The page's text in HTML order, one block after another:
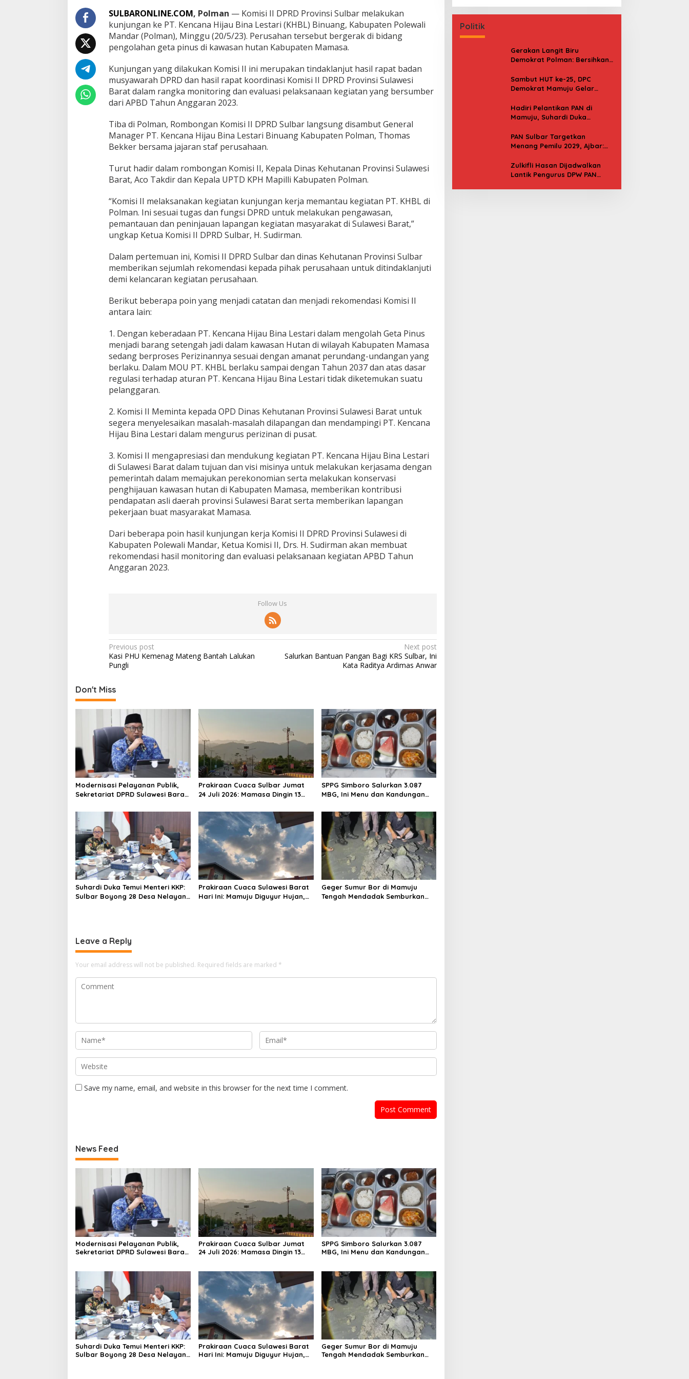
D
S
u
l
b
r
L
a
y
a
g
k
a
n
R
e
m
e
n
d
i
SULBARONLINE.COM, Polman — Komisi II DPRD Provinsi Sulbar melakukan
kunjungan ke PT. Kencana Hijau Bina Lestari (KHBL) Binuang, Kabupaten Polewali
Mandar (Polman), Minggu (20/5/23). Perusahan tersebut bergerak di bidang
pengolahan geta pinus di kawasan hutan Kabupaten Mamasa.
Kunjungan yang dilakukan Komisi II ini merupakan tindaklanjut hasil rapat badan
musyawarah DPRD dan hasil rapat koordinasi Komisi II DPRD Provinsi Sulawesi
Barat dalam rangka monitoring dan evaluasi pelaksanaan kegiatan yang bersumber
dari APBD Tahun Anggaran 2023.
Tiba di Polman, Rombongan Komisi II DPRD Sulbar langsung disambut General
Manager PT. Kencana Hijau Bina Lestari Binuang Kabupaten Polman, Thomas
Bekker bersama jajaran staf perusahaan.
Turut hadir dalam rombongan Komisi II, Kepala Dinas Kehutanan Provinsi Sulawesi
Barat, Aco Takdir dan Kepala UPTD KPH Mapilli Kabupaten Polman.
“Komisi II melaksanakan kegiatan kunjungan kerja memantau kegiatan PT. KHBL di
Polman. Ini sesuai tugas dan fungsi DPRD untuk melakukan pengawasan,
pemantauan dan peninjauan lapangan kegiatan masyarakat di Sulawesi Barat,”
ungkap Ketua Komisi II DPRD Sulbar, H. Sudirman.
Dalam pertemuan ini, Komisi II DPRD Sulbar dan dinas Kehutanan Provinsi Sulbar
memberikan sejumlah rekomendasi kepada pihak perusahaan untuk ditindaklanjuti
demi kelancaran kegiatan perusahaan.
Berikut beberapa poin yang menjadi catatan dan menjadi rekomendasi Komisi II
antara lain:
1. Dengan keberadaan PT. Kencana Hijau Bina Lestari dalam mengolah Geta Pinus
menjadi barang setengah jadi dalam kawasan Hutan di wilayah Kabupaten Mamasa
sedang berproses Perizinannya sesuai dengan amanat perundang-undangan yang
berlaku. Dalam MOU PT. KHBL berlaku sampai dengan Tahun 2037 dan atas dasar
regulasi terhadap aturan PT. Kencana Hijau Bina Lestari tidak diketemukan suatu
pelanggaran.
2. Komisi II Meminta kepada OPD Dinas Kehutanan Provinsi Sulawesi Barat untuk
segera menyelesaikan masalah-masalah dilapangan dan mendampingi PT. Kencana
Hijau Bina Lestari dalam mengurus perizinan di pusat.
3. Komisi II mengapresiasi dan mendukung kegiatan PT. Kencana Hijau Bina Lestari
di Sulawesi Barat dalam tujuan dan visi misinya untuk melakukan kerjasama dengan
pemerintah dalam memajukan perekonomian serta melakukan konservasi
penghijauan kawasan hutan di Kabupaten Mamasa, memberikan kontribusi
pendapatan asli daerah provinsi Sulawesi Barat serta memberikan lapangan
pekerjaan buat masyarakat Mamasa.
Dari beberapa poin hasil kunjungan kerja Komisi II DPRD Provinsi Sulawesi di
Kabupaten Polewali Mandar, Ketua Komisi II, Drs. H. Sudirman akan membuat
rekomendasi hasil monitoring dan evaluasi pelaksanaan kegiatan APBD Tahun
Anggaran 2023.
Follow Us
P
o
t
n
a
v
i
g
a
t
i
o
n
Previous post
Kasi PHU Kemenag Mateng Bantah Lalukan
Pungli
Next post
Salurkan Bantuan Pangan Bagi KRS Sulbar, Ini
Kata Raditya Ardimas Anwar
Don't Miss
Modernisasi Pelayanan Publik,
Sekretariat DPRD Sulawesi Barat
Prakiraan Cuaca Sulbar Jumat
24 Juli 2026: Mamasa Dingin 13
SPPG Simboro Salurkan 3.087
MBG, Ini Menu dan Kandungan
Suhardi Duka Temui Menteri KKP:
Sulbar Boyong 28 Desa Nelayan
Prakiraan Cuaca Sulawesi Barat
Hari Ini: Mamuju Diguyur Hujan,
Geger Sumur Bor di Mamuju
Tengah Mendadak Semburkan
Leave a Reply
Your email address will not be published. Required fields are marked *
Save my name, email, and website in this browser for the next time I comment.
News Feed
Modernisasi Pelayanan Publik,
Sekretariat DPRD Sulawesi Barat
Prakiraan Cuaca Sulbar Jumat
24 Juli 2026: Mamasa Dingin 13
SPPG Simboro Salurkan 3.087
MBG, Ini Menu dan Kandungan
Suhardi Duka Temui Menteri KKP:
Sulbar Boyong 28 Desa Nelayan
Prakiraan Cuaca Sulawesi Barat
Hari Ini: Mamuju Diguyur Hujan,
Geger Sumur Bor di Mamuju
Tengah Mendadak Semburkan
Politik
Gerakan Langit Biru
Demokrat Polman: Bersihkan
Donor Darah
Sambut HUT ke-25, DPC
Demokrat Mamuju Gelar
Indonesia Asri
Hadiri Pelantikan PAN di
Mamuju, Suhardi Duka
Bupati
PAN Sulbar Targetkan
Menang Pemilu 2029, Ajbar:
Besok
Zulkifli Hasan Dijadwalkan
Lantik Pengurus DPW PAN